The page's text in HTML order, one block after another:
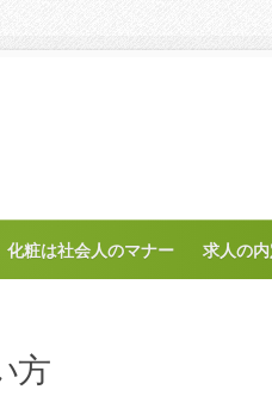
化粧は社会人のマナー 求人の
方